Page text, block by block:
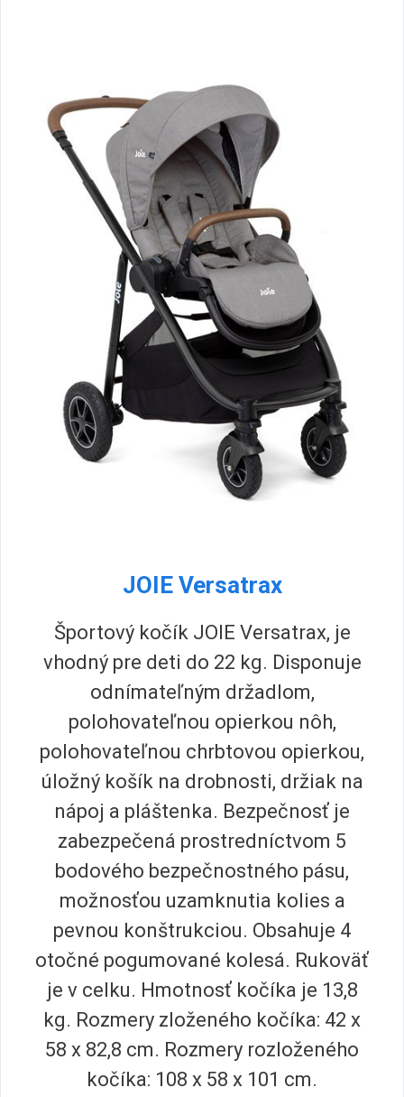
JOIE Versatrax
Športový kočík JOIE Versatrax, je
vhodný pre deti do 22 kg. Disponuje
odnímateľným držadlom,
polohovateľnou opierkou nôh,
polohovateľnou chrbtovou opierkou,
úložný košík na drobnosti, držiak na
nápoj a pláštenka. Bezpečnosť je
zabezpečená prostredníctvom 5
bodového bezpečnostného pásu,
možnosťou uzamknutia kolies a
pevnou konštrukciou. Obsahuje 4
otočné pogumované kolesá. Rukoväť
je v celku. Hmotnosť kočíka je 13,8
kg. Rozmery zloženého kočíka: 42 x
58 x 82,8 cm. Rozmery rozloženého
kočíka: 108 x 58 x 101 cm.